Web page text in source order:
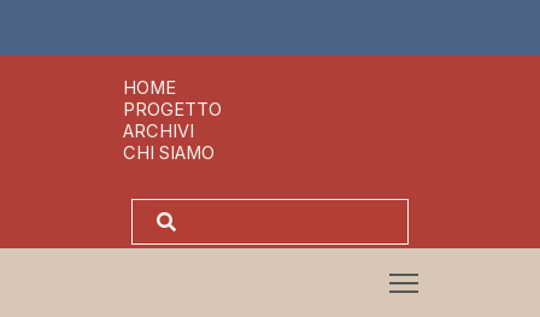
HOME
PROGETTO
ARCHIVI
CHI SIAMO